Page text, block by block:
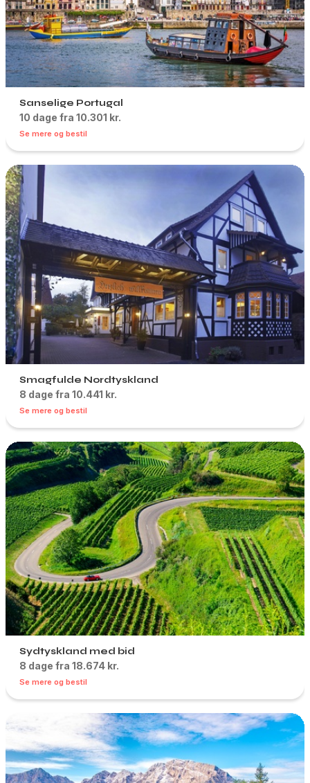
Sanselige Portugal
10 dage fra 10.301 kr.
Se mere og bestil
Smagfulde Nordtyskland
8 dage fra 10.441 kr.
Se mere og bestil
Sydtyskland med bid
8 dage fra 18.674 kr.
Se mere og bestil